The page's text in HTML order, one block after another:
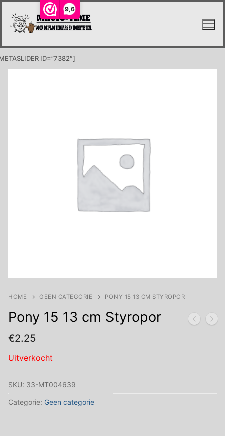
9,6
naar
ID=”7382″]
HOME GEEN CATEGORIE PONY 15 13 CM STYROPOR
Pony 15 13 cm Styropor
€2.25
Uitverkocht
SKU: 33-MT004639
Categorie: Geen categorie